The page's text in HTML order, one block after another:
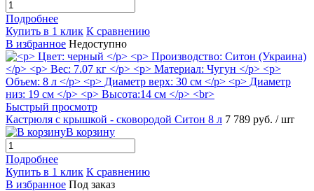
Подробнее
Купить в 1 клик К сравнению
В избранное Недоступно
Быстрый просмотр
Кастрюля с крышкой - сковородой Ситон 8 л 7 789 руб. / шт
В корзину
Подробнее
Купить в 1 клик К сравнению
В избранное Под заказ